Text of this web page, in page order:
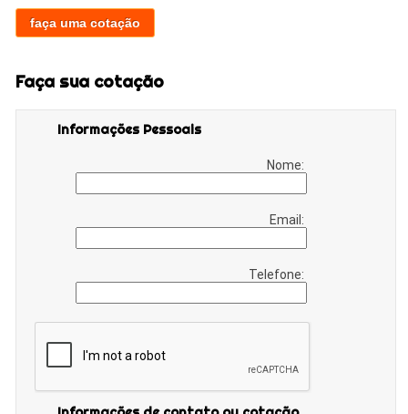
faça uma cotação
Faça sua cotação
Informações Pessoais
Nome:
Email:
Telefone: